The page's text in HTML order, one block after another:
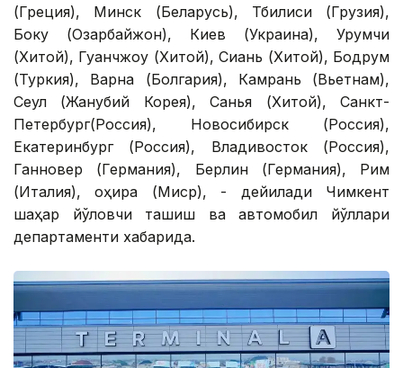
(Греция), Минск (Беларусь), Тбилиси (Грузия),
Боку (Озарбайжон), Киев (Украина), Урумчи
(Хитой), Гуанчжоу (Хитой), Сиань (Хитой), Бодрум
(Туркия), Варна (Болгария), Камрань (Вьетнам),
Сеул (Жанубий Корея), Санья (Хитой), Санкт-
Петербург(Россия), Новосибирск (Россия),
Екатеринбург (Россия), Владивосток (Россия),
Ганновер (Германия), Берлин (Германия), Рим
(Италия), Қоҳира (Миср), - дейилади Чимкент
шаҳар йўловчи ташиш ва автомобил йўллари
департаменти хабарида.